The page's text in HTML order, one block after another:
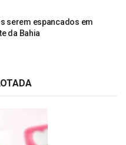
serem espancados em
da Bahia